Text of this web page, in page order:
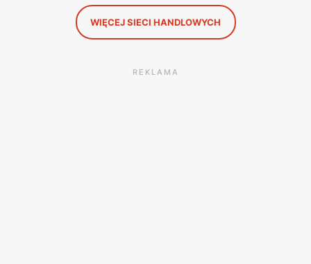
WIĘCEJ SIECI HANDLOWYCH
REKLAMA